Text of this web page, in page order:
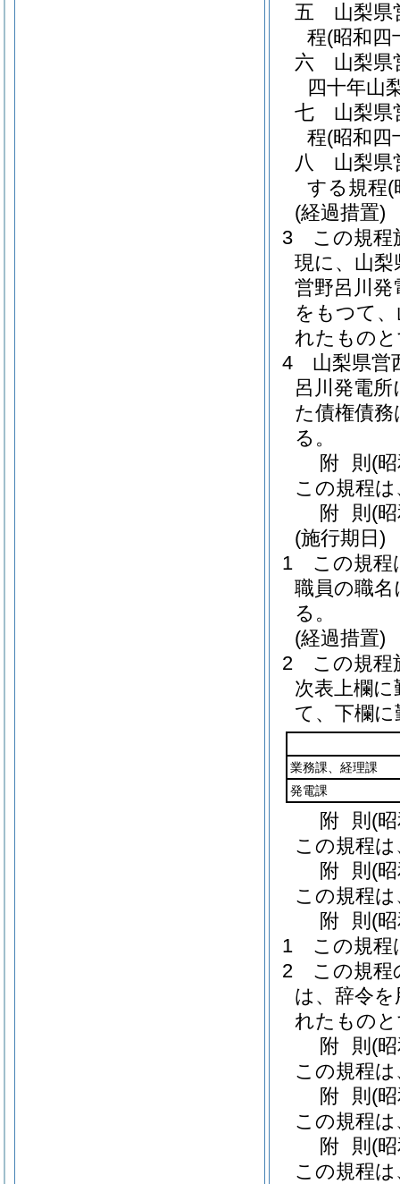
五
山梨県
程(昭和四
六
山梨県
四十年山
七
山梨県
程(昭和四
八
山梨県
する規程(
(経過措置)
3
この規程
現に、山梨
営野呂川
をもつて
れたもの
4
山梨県営
呂川発電
た債権債
る。
附 則 (
この規程
附 則 (
(施行期日)
1
この規程
職員の職
る。
(経過措置)
2
この規程
次表上欄
て、下欄
業務課、経理課
発電課
附 則 (
この規程
附 則 (
この規程
附 則 (
1
この規程
2
この規程
は、辞令
れたもの
附 則 (
この規程
附 則 (
この規程
附 則 (
この規程